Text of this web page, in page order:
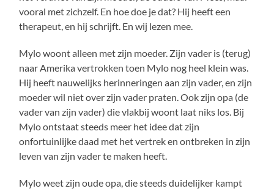
vooral met zichzelf. En hoe doe je dat? Hij heeft een
therapeut, en hij schrijft. En wij lezen mee.
Mylo woont alleen met zijn moeder. Zijn vader is (terug)
naar Amerika vertrokken toen Mylo nog heel klein was.
Hij heeft nauwelijks herinneringen aan zijn vader, en zijn
moeder wil niet over zijn vader praten. Ook zijn opa (de
vader van zijn vader) die vlakbij woont laat niks los. Bij
Mylo ontstaat steeds meer het idee dat zijn
onfortuinlijke daad met het vertrek en ontbreken in zijn
leven van zijn vader te maken heeft.
Mylo weet zijn oude opa, die steeds duidelijker kampt